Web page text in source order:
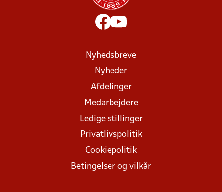
Nyhedsbreve
Nyheder
Afdelinger
Medarbejdere
Ledige stillinger
Privatlivspolitik
Cookiepolitik
Betingelser og vilkår